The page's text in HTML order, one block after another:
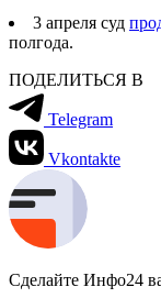
3 апреля суд
полгода.
ПОДЕЛИТЬСЯ В
Telegram
Vkontakte
Сделайте Инфо24